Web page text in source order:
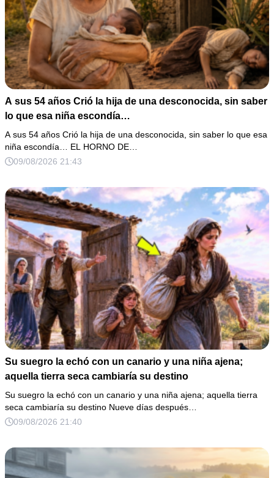
A sus 54 años Crió la hija de una desconocida, sin saber
lo que esa niña escondía…
A sus 54 años Crió la hija de una desconocida, sin saber lo que esa
niña escondía… EL HORNO DE…
09/08/2026 21:43
Su suegro la echó con un canario y una niña ajena;
aquella tierra seca cambiaría su destino
Su suegro la echó con un canario y una niña ajena; aquella tierra
seca cambiaría su destino Nueve días después…
09/08/2026 21:40